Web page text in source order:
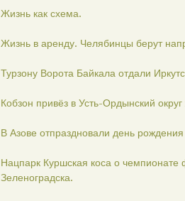
Жизнь как схема.
Жизнь в аренду. Челябинцы берут
Турзону Ворота Байкала отдали
Кобзон привёз в Усть-Ордынский
В Азове отпраздновали день
Нацпарк Куршская коса о чемпионате
Зеленоградска.